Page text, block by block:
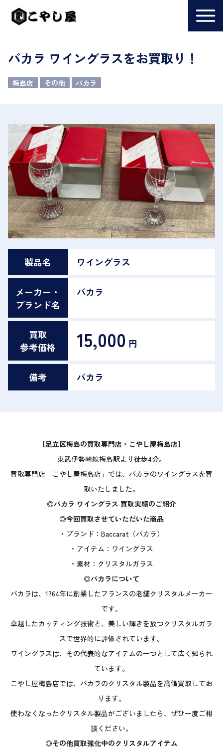
バカラ ワイングラスをお買取り！
梅島店 その他 バカラ
製品名 ワイングラス
メーカー・
ブランド名
バカラ
買取
参考価格
15,000 円
備考 バカラ
【足立区梅島の買取専門店・こやし屋梅島店】
東武伊勢崎線梅島駅より徒歩4分。
買取専門店「こやし屋梅島店」では、バカラのワイングラスを買
取いたしました。
◎バカラ ワイングラス 買取実績のご紹介
◎今回買取させていただいた商品
・ブランド：Baccarat（バカラ）
・アイテム：ワイングラス
・素材：クリスタルガラス
◎バカラについて
バカラは、1764年に創業したフランスの老舗クリスタルメーカー
です。
卓越したカッティング技術と、美しい輝きを放つクリスタルガラ
スで世界的に評価されています。
ワイングラスは、その代表的なアイテムの一つとして広く知られ
ています。
こやし屋梅島店では、バカラのクリスタル製品を高価買取してお
ります。
使わなくなったクリスタル製品がございましたら、ぜひ一度ご相
談ください。
◎その他買取強化中のクリスタルアイテム